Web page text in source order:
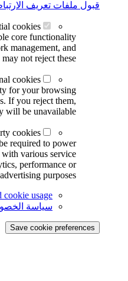
قبول ملفات تعريف
cookies
core functionality
management, and
not reject these.
cookies
for your browsing
If you reject them,
will be unavailable.
cookies
required to power
various service
performance or
advertising purposes.
cookie usage
سياسة
Save cookie preferences